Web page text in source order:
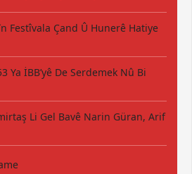
Festîvala Çand Û Hunerê Hatiye
Ya İBB’yê De Serdemek Nû Bi
Li Gel Bavê Narin Güran, Arif